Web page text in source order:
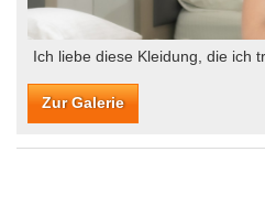
Ich liebe diese Kleidung, die ich
Zur Galerie